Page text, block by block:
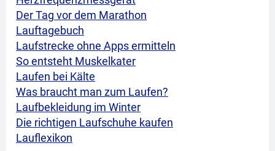
Der Tag vor dem Marathon
Lauftagebuch
Laufstrecke ohne Apps ermitteln
So entsteht Muskelkater
Laufen bei Kälte
Was braucht man zum Laufen?
Laufbekleidung im Winter
Die richtigen Laufschuhe kaufen
Lauflexikon